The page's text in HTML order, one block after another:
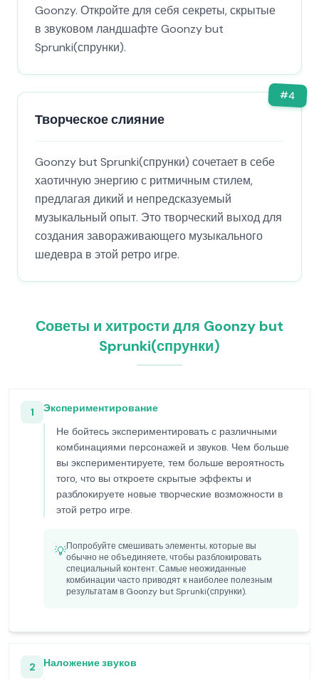
Goonzy. Откройте для себя секреты, скрытые
в звуковом ландшафте Goonzy but
Sprunki(спрунки).
#4
Творческое слияние
Goonzy but Sprunki(спрунки) сочетает в себе
хаотичную энергию с ритмичным стилем,
предлагая дикий и непредсказуемый
музыкальный опыт. Это творческий выход для
создания завораживающего музыкального
шедевра в этой ретро игре.
Советы и хитрости для Goonzy but
Sprunki(спрунки)
1
Экспериментирование
Не бойтесь экспериментировать с различными
комбинациями персонажей и звуков. Чем больше
вы экспериментируете, тем больше вероятность
того, что вы откроете скрытые эффекты и
разблокируете новые творческие возможности в
этой ретро игре.
💡Попробуйте смешивать элементы, которые вы
обычно не объединяете, чтобы разблокировать
специальный контент. Самые неожиданные
комбинации часто приводят к наиболее полезным
результатам в Goonzy but Sprunki(спрунки).
2 Наложение звуков